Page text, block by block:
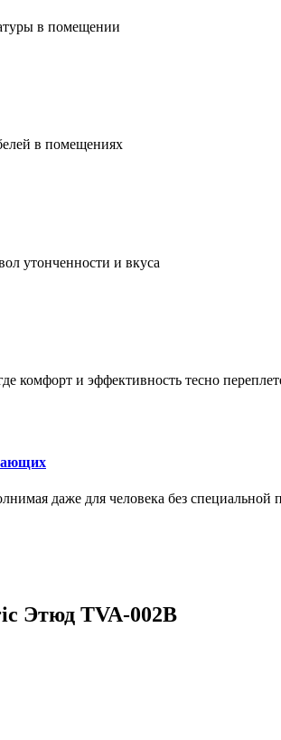
в помещении
в помещениях
утонченности и вкуса
комфорт и эффективность тесно
даже для человека без специальной
Этюд TVA-002B